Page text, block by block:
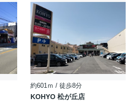
約601ｍ / 徒歩8分
KOHYO 松が丘店